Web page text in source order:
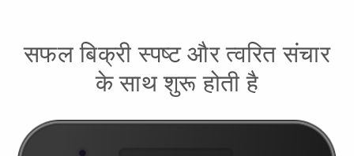
सफल बिक्री स्पष्ट और त्वरित संचार
के साथ शुरू होती है